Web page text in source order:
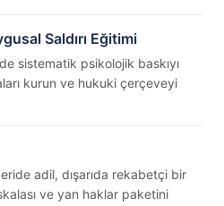
Saldırı Eğitimi
sistematik psikolojik baskıyı
kurun ve hukuki çerçeveyi
adil, dışarıda rekabetçi bir
ve yan haklar paketini